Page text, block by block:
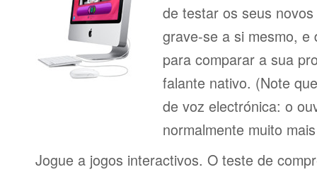
de testar os seus
grave-se a si mesmo, e
para comparar a sua
falante nativo. (Note
de voz electrónica: o
normalmente muito
Jogue a jogos interactivos. O teste de